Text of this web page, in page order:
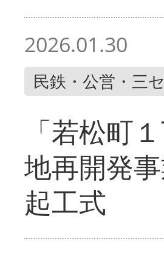
2026.01.30
民鉄・公営・三
「若松町
地再開発
起工式